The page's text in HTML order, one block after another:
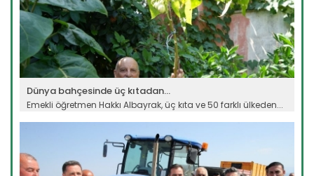
Dünya bahçesinde üç kıtadan...
Emekli öğretmen Hakkı Albayrak, üç kıta ve 50 farklı ülkeden...
Devamını Oku ->